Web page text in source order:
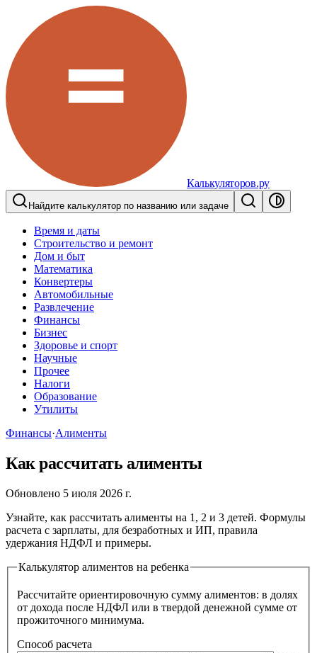
Калькуляторов.ру
Найдите калькулятор по названию или задаче
Время и даты
Строительство и ремонт
Дом и быт
Математика
Конвертеры
Автомобильные
Развлечение
Финансы
Бизнес
Здоровье и спорт
Научные
Прочее
Налоги
Образование
Утилиты
Финансы·Алименты
Как рассчитать алименты
Обновлено 5 июля 2026 г.
Узнайте, как рассчитать алименты на 1, 2 и 3 детей. Формулы
расчета с зарплаты, для безработных и ИП, правила
удержания НДФЛ и примеры.
Калькулятор алиментов на ребенка
Рассчитайте ориентировочную сумму алиментов: в долях
от дохода после НДФЛ или в твердой денежной сумме от
прожиточного минимума.
Способ расчета